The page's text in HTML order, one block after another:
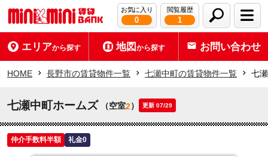
お気に入り
0
閲覧履歴
1
エリアから探す 地図から探す お問い合わせ
HOME 長野市の賃貸物件一覧 七瀬中町の賃貸物件一覧 七
七瀬中町ホームズ （空室2） 更新 07/29
仲介手数料半額 礼金0